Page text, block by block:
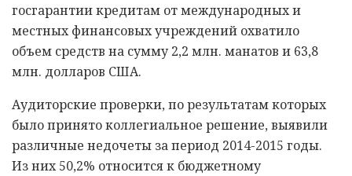
госгарантии кредитам от международных и
местных финансовых учреждений охватило
объем средств на сумму 2,2 млн. манатов и 63,8
млн. долларов США.
Аудиторские проверки, по результатам которых
было принято коллегиальное решение, выявили
различные недочеты за период 2014-2015 годы.
Из них 50,2% относится к бюджетному